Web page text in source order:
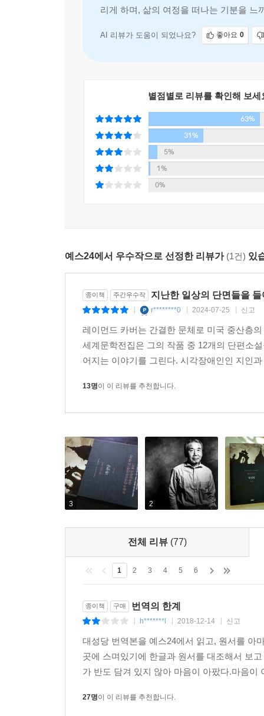
주인공은 배신의 상처와 육아 문제로 고통스런
또다시 이들을 기만하고 조롱한다. 그러나 카버
순간에 새로운 희망이 찾아올 수 있음을 보여준
중 가장 사랑했던 작품으로, 특히 「별것 아니
소통은 요원해 보인다. 하지만 이들의 단절이 가
“사람들은 「대성당」의 마지막 장면을 두고
손이 닿는, 그 실제적인 접촉을 염두에 두고 있
발견 같은 게 있었던 거죠. 같은 일이 「별것 아
레이먼드 카버는 동정이나 연민이 아닌 정직하
그러면서 삶의 가장 깊숙한 곳까지 단번에 관통해
이러한 그의 문학적 성취 때문일 것이며, 때로
이유 때문일 것이다.
『대성당』에 쏟아진 찬사
이 열두 편의 단편에는 인생의 위험, 흥분, 신비,
북 월드
그 풍경 속에 자신의 성격을 담은 에드워드 호퍼
묘사한다. _ 보그
깔끔하고 군더더기 없는 언어를 너무 정확하게 구
리게 하며, 삶의 여정을 떠나는 기분을 느
AI 리뷰가 도움이 되었나요? 좋아요 0
별점별로 리뷰를 확인해 보세
63%
31%
5%
1%
0%
예스24에서 우수작으로 선정한 리뷰가 (1건) 있
종이책 주간우수작 지난한 일상의 단면들을
r********0 2024-07-25 신고
레이먼드 카버는 간결한 문체로 미국 중산층
세계문학전집은 그의 작품 중 12개의 단편소
어지는 이야기를 그린다. 시각장애인인 지인
13명이 이 리뷰를 추천합니다.
3 2
전체 리뷰 (77)
1 2 3 4 5 6
종이책 구매 번역의 한계
h*******l 2018-12-14 신고
대성당 번역본을 예스24에서 읽고, 원서를 아
곳에 스며있기에 한글과 원서를 대조해서 보
가 반도 담겨 있지 않아 마음이 아팠다.마음
27명이 이 리뷰를 추천합니다.